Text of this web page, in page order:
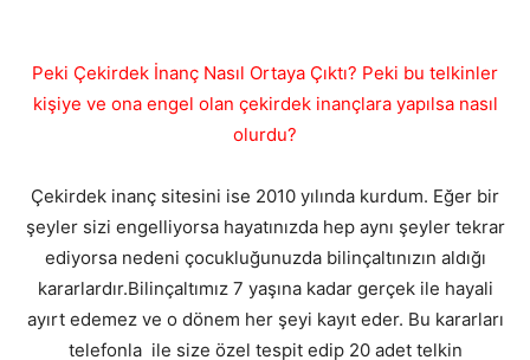
Peki Çekirdek İnanç Nasıl Ortaya Çıktı? Peki bu telkinler
kişiye ve ona engel olan çekirdek inançlara yapılsa nasıl
olurdu?
Çekirdek inanç sitesini ise 2010 yılında kurdum. Eğer bir
şeyler sizi engelliyorsa hayatınızda hep aynı şeyler tekrar
ediyorsa nedeni çocukluğunuzda bilinçaltınızın aldığı
kararlardır.Bilinçaltımız 7 yaşına kadar gerçek ile hayali
ayırt edemez ve o dönem her şeyi kayıt eder. Bu kararları
telefonla ile size özel tespit edip 20 adet telkin